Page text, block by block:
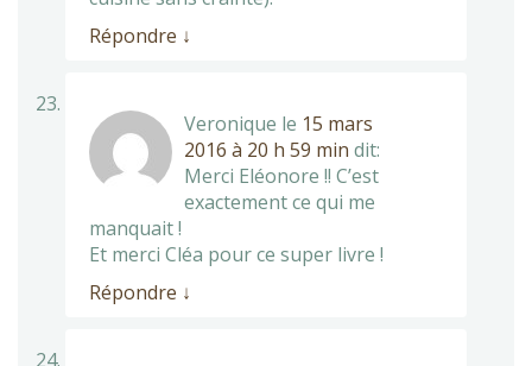
Répondre ↓
Veronique le 15 mars
2016 à 20 h 59 min dit:
Merci Eléonore !! C’est
exactement ce qui me
manquait !
Et merci Cléa pour ce super livre !
Répondre ↓